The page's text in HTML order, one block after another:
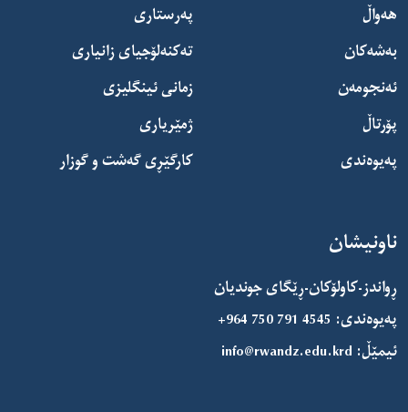
هەواڵ
بەشەکان
ئەنجومەن
پۆرتاڵ
پەیوەندی
پەرستاری
تەکنەلۆجیای زانیاری
زمانی ئینگلیزی
ژمێریاری
کارگێڕی گەشت و گوزار
ناونیشان
ڕواندز-کاولۆکان-ڕێگای جوندیان
پەیوەندی: +964 750 791 4545
ئیمێڵ: info@rwandz.edu.krd